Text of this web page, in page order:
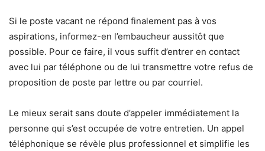
Si le poste vacant ne répond finalement pas à vos
aspirations, informez-en l’embaucheur aussitôt que
possible. Pour ce faire, il vous suffit d’entrer en contact
avec lui par téléphone ou de lui transmettre votre refus de
proposition de poste par lettre ou par courriel.
Le mieux serait sans doute d’appeler immédiatement la
personne qui s’est occupée de votre entretien. Un appel
téléphonique se révèle plus professionnel et simplifie les